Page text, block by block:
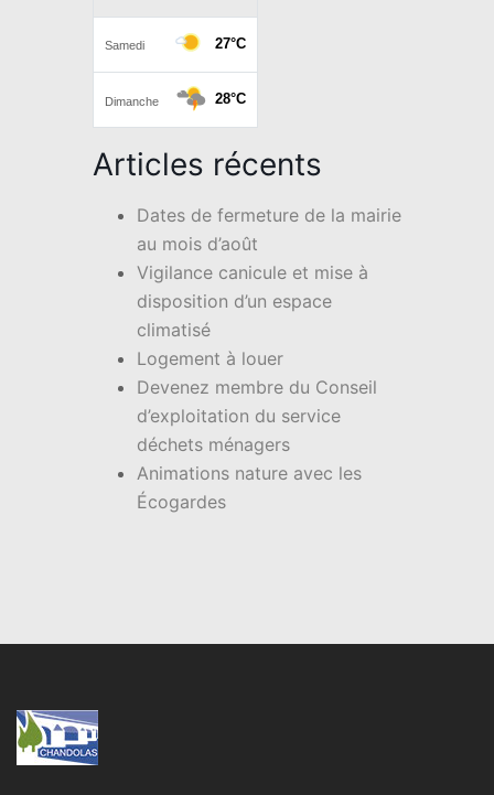
Articles récents
Dates de fermeture de la mairie
au mois d’août
Vigilance canicule et mise à
disposition d’un espace
climatisé
Logement à louer
Devenez membre du Conseil
d’exploitation du service
déchets ménagers
Animations nature avec les
Écogardes